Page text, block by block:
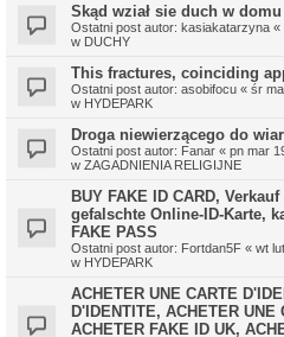
Skąd wział sie duch w domu
Ostatni post autor: kasiakatarzyna «
w DUCHY
This fractures, coinciding
Ostatni post autor: asobifocu « śr
w HYDEPARK
Droga niewierzącego do
Ostatni post autor: Fanar « pn mar
w ZAGADNIENIA RELIGIJNE
BUY FAKE ID CARD,
gefalschte Online-ID-Karte,
FAKE PASS
Ostatni post autor: Fortdan5F « wt
w HYDEPARK
ACHETER UNE CARTE
D'IDENTITE, ACHETER
ACHETER FAKE ID UK,